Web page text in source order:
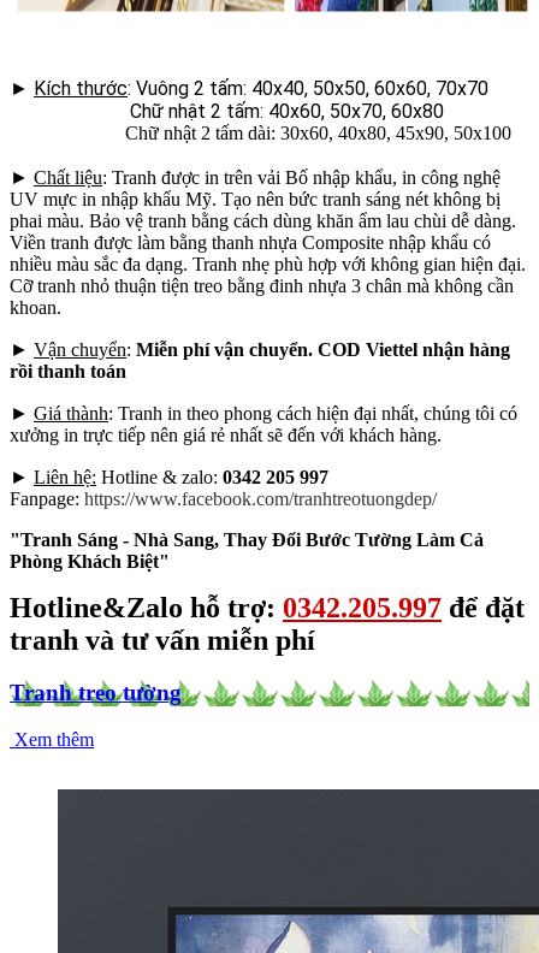
► Kích thước: Vuông 2 tấm: 40x40, 50x50, 60x60, 70x70
Chữ nhật 2 tấm: 40x60, 50x70, 60x80
Chữ nhật 2 tấm dài: 30x60, 40x80, 45x90, 50x100
► Chất liệu: Tranh được in trên vải Bố nhập khẩu, in công nghệ
UV mực in nhập khẩu Mỹ. Tạo nên bức tranh sáng nét không bị
phai màu. Bảo vệ tranh bằng cách dùng khăn ẩm lau chùi dễ dàng.
Viền tranh được làm bằng thanh nhựa Composite nhập khẩu có
nhiều màu sắc đa dạng. Tranh nhẹ phù hợp với không gian hiện đại.
Cỡ tranh nhỏ thuận tiện treo bằng đinh nhựa 3 chân mà không cần
khoan.
► Vận chuyển: Miễn phí vận chuyển. COD Viettel nhận hàng
rồi thanh toán
► Giá thành: Tranh in theo phong cách hiện đại nhất, chúng tôi có
xưởng in trực tiếp nên giá rẻ nhất sẽ đến với khách hàng.
► Liên hệ: Hotline & zalo: 0342 205 997
Fanpage: https://www.facebook.com/tranhtreotuongdep/
"Tranh Sáng - Nhà Sang, Thay Đổi Bước Tường Làm Cả
Phòng Khách Biệt"
Hotline&Zalo hỗ trợ: 0342.205.997 để đặt
tranh và tư vấn miễn phí
Tranh treo tường
Xem thêm